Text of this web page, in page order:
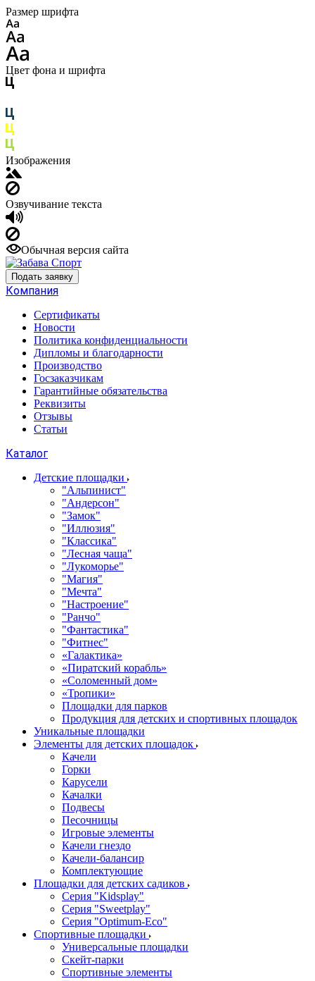
Размер шрифта
Цвет фона и шрифта
Изображения
Озвучивание текста
Обычная версия сайта
Подать заявку
Компания
Сертификаты
Новости
Политика конфиденциальности
Дипломы и благодарности
Производство
Госзаказчикам
Гарантийные обязательства
Реквизиты
Отзывы
Статьи
Каталог
Детские площадки
"Альпинист"
"Андерсон"
"Замок"
"Иллюзия"
"Классика"
"Лесная чаща"
"Лукоморье"
"Магия"
"Мечта"
"Настроение"
"Ранчо"
"Фантастика"
"Фитнес"
«Галактика»
«Пиратский корабль»
«Соломенный дом»
«Тропики»
Площадки для парков
Продукция для детских и спортивных площадок
Уникальные площадки
Элементы для детских площадок
Качели
Горки
Карусели
Качалки
Подвесы
Песочницы
Игровые элементы
Качели гнездо
Качели-балансир
Комплектующие
Площадки для детских садиков
Серия "Kidsplay"
Серия "Sweetplay"
Серия "Оptimum-Еco"
Спортивные площадки
Универсальные площадки
Скейт-парки
Спортивные элементы